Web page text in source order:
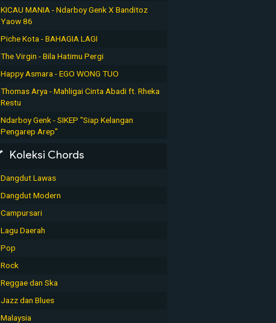
KICAU MANIA - Ndarboy Genk X Banditoz
Yaow 86
Piche Kota - BAHAGIA LAGI
The Virgin - Bila Hatimu Pergi
Happy Asmara - EGO WONG TUO
Thomas Arya - Mahligai Cinta Abadi ft. Rheka
Restu
Ndarboy Genk - SIKEP "Siap Kelangan
Pengarep Arep"
Koleksi Chords
Dangdut Lawas
Dangdut Modern
Campursari
Lagu Daerah
Pop
Rock
Reggae dan Ska
Jazz dan Blues
Malaysia